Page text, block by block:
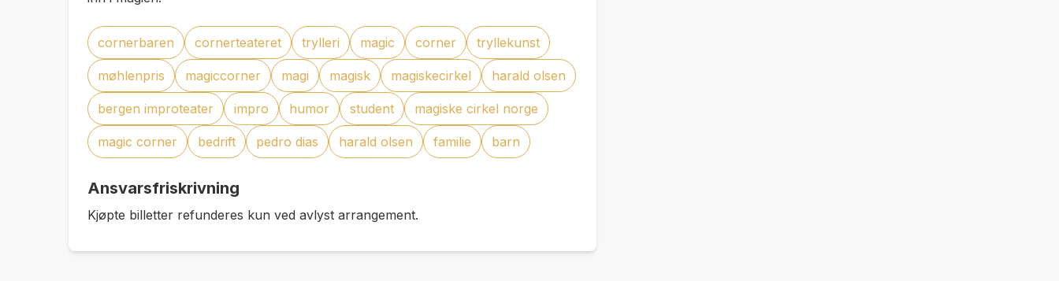
cornerbaren cornerteateret trylleri magic corner tryllekunst
møhlenpris magiccorner magi magisk magiskecirkel harald olsen
bergen improteater impro humor student magiske cirkel norge
magic corner bedrift pedro dias harald olsen familie barn
Ansvarsfriskrivning
Kjøpte billetter refunderes kun ved avlyst arrangement.